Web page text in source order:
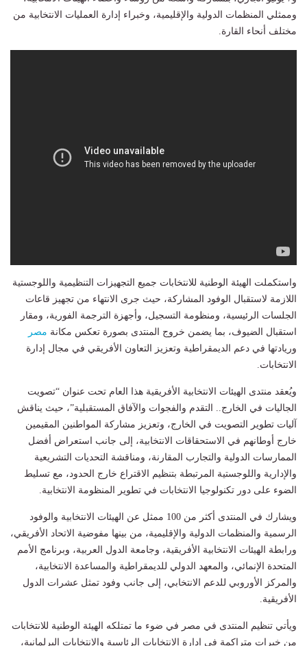
وممثلي المنظمات الدولية والإقليمية، وخبراء إدارة العمليات الانتخابية من
مختلف أنحاء القارة.
واستكملت الهيئة الوطنية للانتخابات جميع التجهيزات التنظيمية واللوجستية
اللازمة لاستقبال الوفود المشاركة، حيث جرى الانتهاء من تجهيز قاعات
الجلسات الرئيسية، ومنظومة التسجيل، وأجهزة الترجمة الفورية، ومقار
استقبال الضيوف، بما يضمن خروج المنتدى بصورة تعكس مكانة مصر
وريادتها في دعم الديمقراطية وتعزيز التعاون الأفريقي في مجال إدارة
الانتخابات.
ويُعقد منتدى الهيئات الانتخابية الأفريقية هذا العام تحت عنوان “تصويت
الجاليات في الخارج.. التقدم والفجوات والآفاق المستقبلية”، حيث يناقش
آليات تطوير التصويت في الخارج، وتعزيز مشاركة المواطنين المقيمين
خارج أوطانهم في الاستحقاقات الانتخابية، إلى جانب استعراض أفضل
الممارسات الدولية والتجارب المقارنة، ومناقشة التحديات التشريعية
والإدارية واللوجستية المرتبطة بتنظيم الاقتراع خارج الحدود، مع تسليط
الضوء على دور تكنولوجيا الانتخابات في تطوير المنظومة الانتخابية.
ويشارك في المنتدى أكثر من 100 ممثل عن الهيئات الانتخابية والوفود
الرسمية والمنظمات الدولية والإقليمية، من بينها مفوضية الاتحاد الأفريقي،
ورابطة الهيئات الانتخابية الأفريقية، وجامعة الدول العربية، وبرنامج الأمم
المتحدة الإنمائي، والمعهد الدولي للديمقراطية والمساعدة الانتخابية،
والمركز الأوروبي للدعم الانتخابي، إلى جانب وفود تمثل عشرات الدول
الأفريقية.
ويأتي تنظيم المنتدى في مصر في ضوء ما تمتلكه الهيئة الوطنية للانتخابات
من خبرات متراكمة في إدارة الانتخابات الرئاسية والانتخابات البرلمانية،